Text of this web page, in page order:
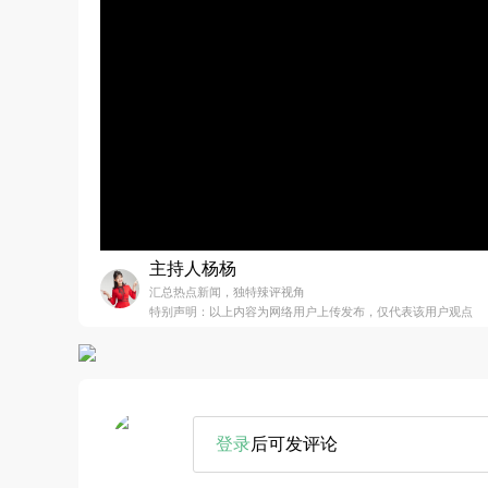
主持人杨杨
汇总热点新闻，独特辣评视角
特别声明：以上内容为网络用户上传发布，仅代表该用户观点
登录后可发评论